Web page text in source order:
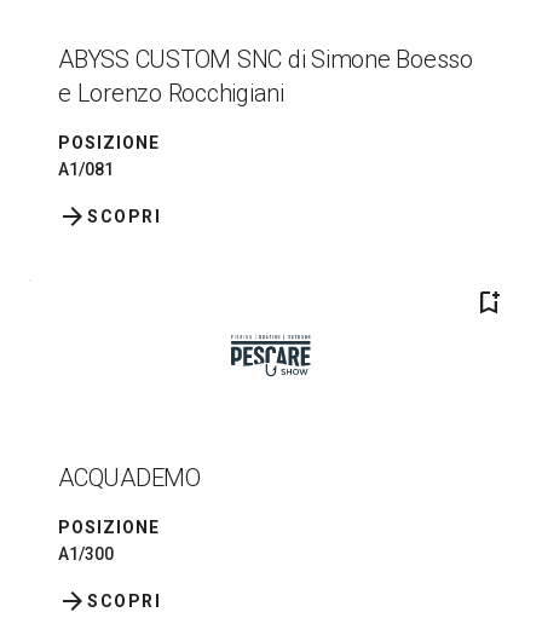
ABYSS CUSTOM SNC di Simone Boesso
e Lorenzo Rocchigiani
POSIZIONE
A1/081
SCOPRI
arrow_forward
bookmark_add
ACQUADEMO
POSIZIONE
A1/300
SCOPRI
arrow_forward